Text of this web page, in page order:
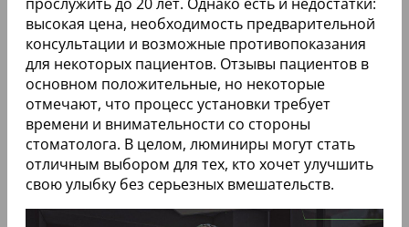
Люминиры представляют собой тонкие
керамические накладки, которые накладываются
на поверхность зубов для улучшения их
эстетического вида. По мнению стоматологов,
это отличное решение для коррекции формы и
цвета зубов без необходимости обтачивания
эмали. Стоимость установки люминиров
варьируется в зависимости от клиники и
региона, но в среднем составляет от 30 до 100
тысяч рублей за полный курс.